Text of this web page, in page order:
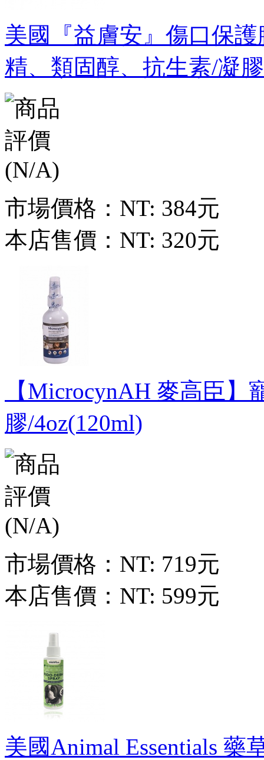
美國『益膚安』傷口保
精、類固醇、抗生素/凝
市場價格： NT: 384元
本店售價： NT: 320元
【MicrocynAH 麥高臣
膠/4oz(120ml)
市場價格： NT: 719元
本店售價： NT: 599元
美國Animal Essentials